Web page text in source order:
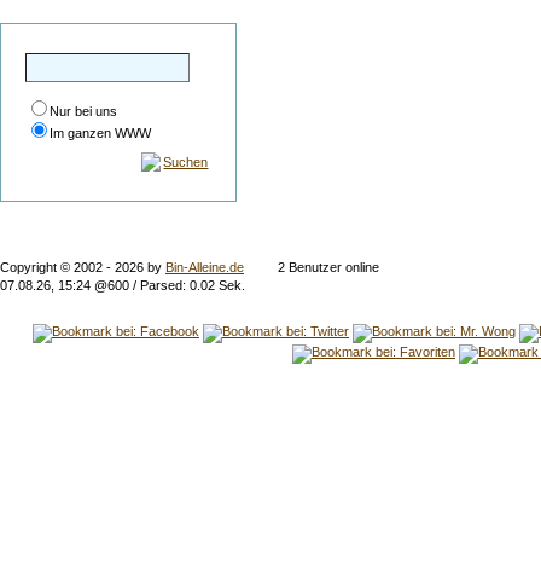
Nur bei uns
Im ganzen WWW
Suchen
Copyright © 2002 - 2026 by Bin-Alleine.de
2 Benutzer online
07.08.26, 15:24 @600 / Parsed: 0.02 Sek.